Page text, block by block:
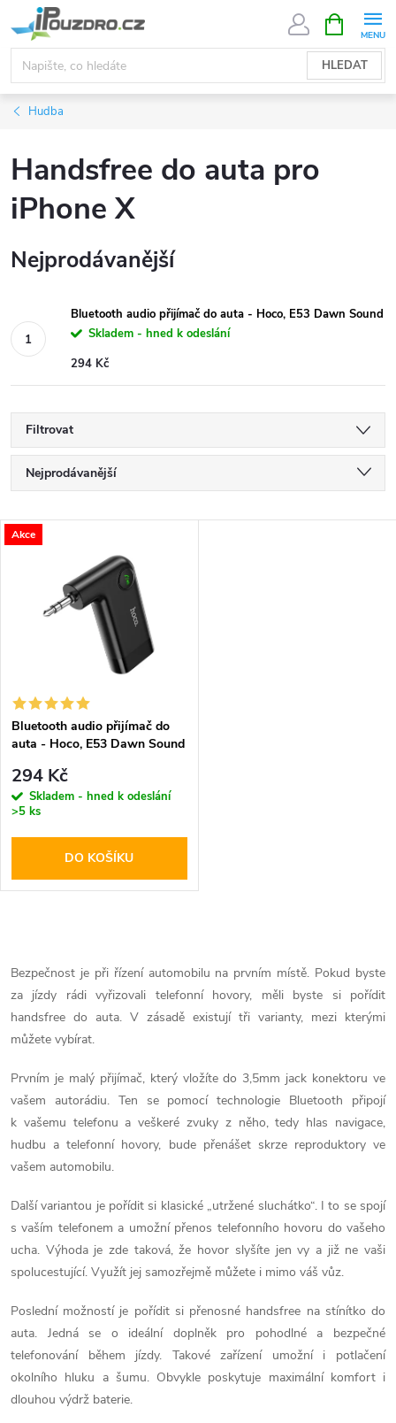
na
obsah
HLEDAT
NÁKUPNÍ
KOŠÍK
Hudba
Handsfree do auta pro
iPhone X
Nejprodávanější
Bluetooth audio přijímač do auta - Hoco, E53 Dawn Sound
Skladem - hned k odeslání
294 Kč
Filtrovat
Ř
a
í
p
r
o
d
k
t
ů
Nejprodávanější
Nejdražší
Abecedně
V
s
p
r
o
d
k
t
ů
Akce
Bluetooth audio přijímač do
auta - Hoco, E53 Dawn Sound
294 Kč
Skladem - hned k odeslání
>5 ks
DO KOŠÍKU
v
l
á
d
a
c
í
p
r
v
k
y
v
Bezpečnost je při řízení automobilu na prvním místě. Pokud byste
za jízdy rádi vyřizovali telefonní hovory, měli byste si pořídit
handsfree do auta. V zásadě existují tři varianty, mezi kterými
můžete vybírat.
Prvním je malý přijímač, který vložíte do 3,5mm jack konektoru ve
vašem autorádiu. Ten se pomocí technologie Bluetooth připojí
k vašemu telefonu a veškeré zvuky z něho, tedy hlas navigace,
hudbu a telefonní hovory, bude přenášet skrze reproduktory ve
vašem automobilu.
Další variantou je pořídit si klasické „utržené sluchátko“. I to se spojí
s vaším telefonem a umožní přenos telefonního hovoru do vašeho
ucha. Výhoda je zde taková, že hovor slyšíte jen vy a již ne vaši
spolucestující. Využít jej samozřejmě můžete i mimo váš vůz.
Poslední možností je pořídit si přenosné handsfree na stínítko do
auta. Jedná se o ideální doplněk pro pohodlné a bezpečné
telefonování během jízdy. Takové zařízení umožní i potlačení
okolního hluku a šumu. Obvykle poskytuje maximální komfort i
dlouhou výdrž baterie.